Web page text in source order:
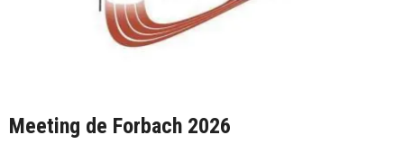
Meeting de Forbach 2026